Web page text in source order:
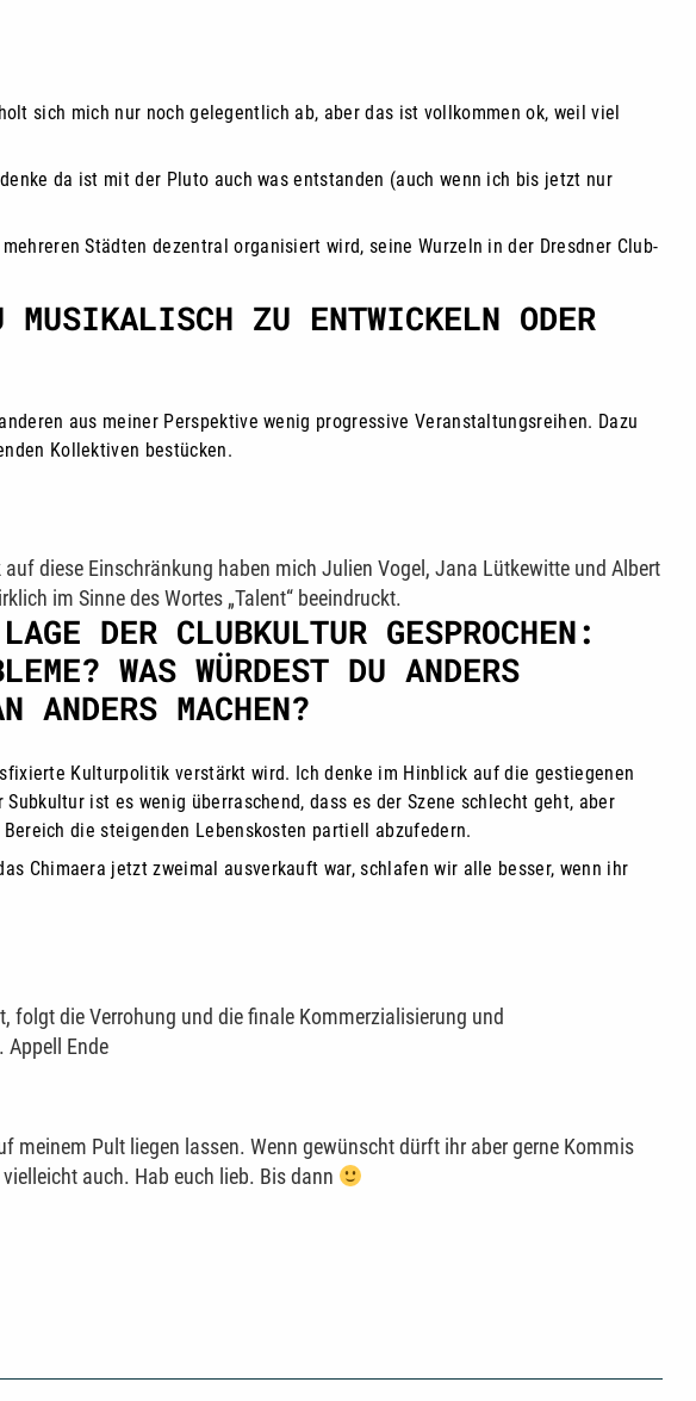
sich mich nur noch gelegentlich ab, aber das ist vollkommen ok, weil viel
da ist mit der Pluto auch was entstanden (auch wenn ich bis jetzt nur
Städten dezentral organisiert wird, seine Wurzeln in der Dresdner Club-
ZU ENTWICKELN ODER
aus meiner Perspektive wenig progressive Veranstaltungsreihen. Dazu
Kollektiven bestücken.
diese Einschränkung haben mich Julien Vogel, Jana Lütkewitte und Albert
im Sinne des Wortes „Talent“ beeindruckt.
DER CLUBKULTUR GESPROCHEN:
WAS WÜRDEST DU ANDERS
ANDERS MACHEN?
Kulturpolitik verstärkt wird. Ich denke im Hinblick auf die gestiegenen
ist es wenig überraschend, dass es der Szene schlecht geht, aber
die steigenden Lebenskosten partiell abzufedern.
Chimaera jetzt zweimal ausverkauft war, schlafen wir alle besser, wenn ihr
folgt die Verrohung und die finale Kommerzialisierung und
Appell Ende
Pult liegen lassen. Wenn gewünscht dürft ihr aber gerne Kommis
auch. Hab euch lieb. Bis dann